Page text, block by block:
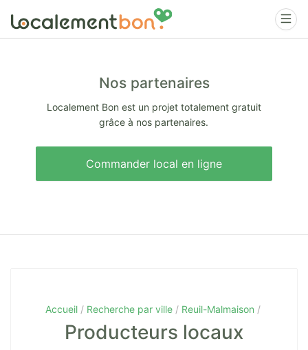
Nos partenaires
Localement Bon est un projet totalement gratuit
grâce à nos partenaires.
Commander local en ligne
Accueil Recherche par ville Reuil-Malmaison
Producteurs locaux